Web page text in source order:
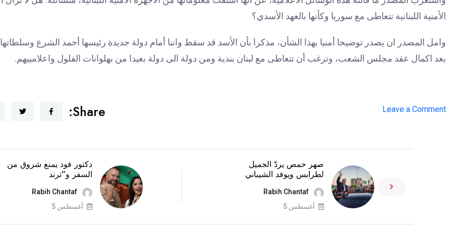
الأمنية اللبنانية تتعاطى مع سوريا وكأنها بالعهد الأسدي؟
وامل المصدر ان يصدر توضيحا أمنيا بهذا الشأن، مذكرا بأن الأسد قد سقط واننا أمام دولة جديدة رئيسها أحمد الشرع
بعد اكمال عقد مجلس الشعب، وترغب أن تتعاطى مع لبنان بندية ومن دولة الى دولة بعيدا من بهلوانات الفلول واعلامييهم.
Leave a Comment
من
شادي
المولوي
ينفي
Share:
صهر حمص يردّ الجميل
لطرابس ويوفد الشيباني
Rabih Chantaf
أغسطس 5
دكتور فود يمنع شروق من
السفر و”ترند
Rabih Chantaf
أغسطس 5